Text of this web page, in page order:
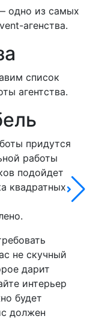
одно из самых
агенства.
список
агентства.
придутся
работы
подойдет
квадратных
не скучный
дарит
интерьер
будет
должен